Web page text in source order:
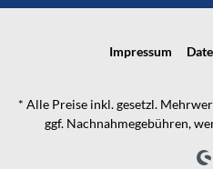
Impressum
* Alle Preise inkl. gesetzl.
ggf. Nachnahmegebühren,